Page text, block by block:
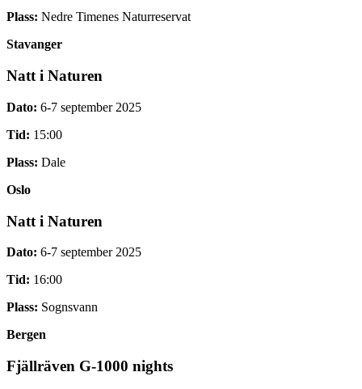
Plass: Nedre Timenes Naturreservat
Stavanger
Natt i Naturen
Dato: 6-7 september 2025
Tid: 15:00
Plass: Dale
Oslo
Natt i Naturen
Dato: 6-7 september 2025
Tid: 16:00
Plass: Sognsvann
Bergen
Fjällräven G-1000 nights